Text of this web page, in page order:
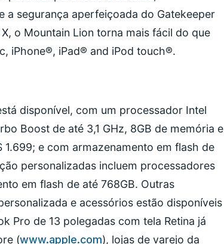
a segurança aperfeiçoada do Gatekeeper
o Mountain Lion torna mais fácil do que
iPhone®, iPad® and iPod touch®.
disponível, com um processador Intel
Boost de até 3,1 GHz, 8GB de memória e
e com armazenamento em flash de
personalizadas incluem processadores
em flash de até 768GB. Outras
e acessórios estão disponíveis
Pro de 13 polegadas com tela Retina já
(www.apple.com), lojas de varejo da